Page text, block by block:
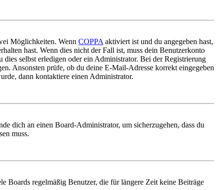
Möglichkeiten. Wenn COPPA aktiviert ist und du angegeben hast,
hast. Wenn dies nicht der Fall ist, muss dein Benutzerkonto
selbst erledigen oder ein Administrator. Bei der Registrierung
Ansonsten prüfe, ob du deine E-Mail-Adresse korrekt eingegeben
dann kontaktiere einen Administrator.
dich an einen Board-Administrator, um sicherzugehen, dass du
muss.
Boards regelmäßig Benutzer, die für längere Zeit keine Beiträge